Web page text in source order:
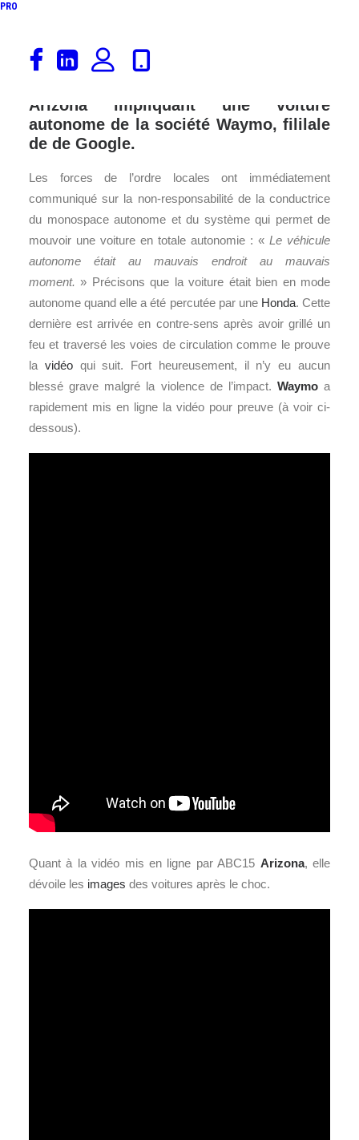
PRO
Cette fois, la technologie n’est pas en
cause et rien ne pouvait empêcher
Arizona impliquant une voiture
autonome de la société Waymo, fililale
de de Google.
Les forces de l’ordre locales ont immédiatement
communiqué sur la non-responsabilité de la conductrice
du monospace autonome et du système qui permet de
mouvoir une voiture en totale autonomie : « Le véhicule
autonome était au mauvais endroit au mauvais
moment. » Précisons que la voiture était bien en mode
autonome quand elle a été percutée par une Honda. Cette
dernière est arrivée en contre-sens après avoir grillé un
feu et traversé les voies de circulation comme le prouve
la vidéoqui suit. Fort heureusement, il n’y eu aucun
blessé grave malgré la violence de l’impact. Waymoa
rapidement mis en ligne la vidéo pour preuve (à voir ci-
dessous).
Quant à la vidéo mis en ligne par ABC15 Arizona, elle
dévoile les images des voitures après le choc.